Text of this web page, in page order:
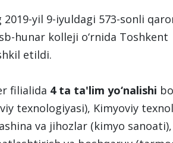
yil 9-iyuldagi 573-sonli
hunar kolleji o‘rnida Toshkent
etildi.
filialida 4 ta ta'lim yo‘nalishi
texnologiyasi), Kimyoviy
va jihozlar (kimyo sanoati),